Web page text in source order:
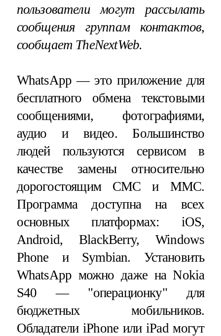
пользователи могут рассылать
сообщения группам контактов,
сообщает TheNextWeb.
WhatsApp — это приложение для
бесплатного обмена текстовыми
сообщениями, фотографиями,
аудио и видео. Большинство
людей пользуются сервисом в
качестве замены относительно
дорогостоящим СМС и ММС.
Программа доступна на всех
основных платформах: iOS,
Android, BlackBerry, Windows
Phone и Symbian. Установить
WhatsApp можно даже на Nokia
S40 — "операционку" для
бюджетных мобильников.
Обладатели iPhone или iPad могут